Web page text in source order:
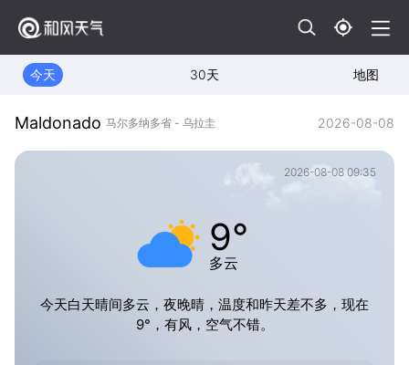
今天 30天 地图
Maldonado 马尔多纳多省 - 乌拉圭 2026-08-08
2026-08-08 09:35
9°
多云
今天白天晴间多云，夜晚晴，温度和昨天差不多，现在
9°，有风，空气不错。